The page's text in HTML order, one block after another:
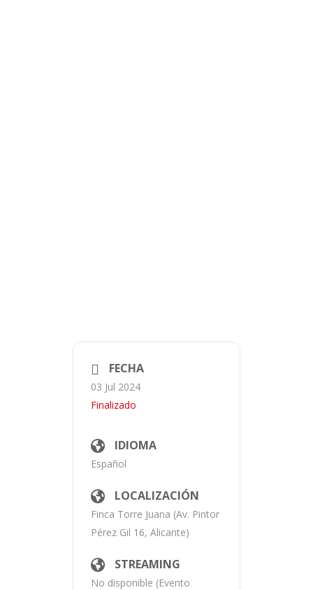
FECHA
03 Jul 2024
Finalizado
IDIOMA
Español
LOCALIZACIÓN
Finca Torre Juana (Av. Pintor
Pérez Gil 16, Alicante)
STREAMING
No disponible (Evento